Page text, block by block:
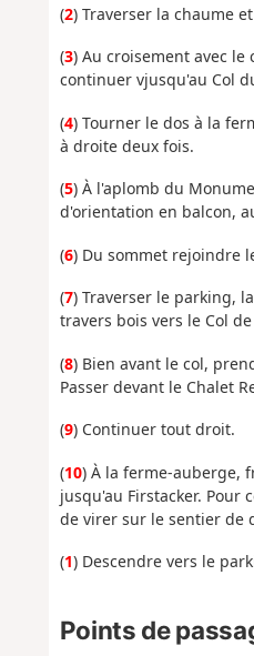
(2) Traverser la chaume
(3) Au croisement avec
continuer vjusqu'au Col
(4) Tourner le dos à la
à droite deux fois.
(5) À l'aplomb du
d'orientation en balcon,
(6) Du sommet rejoindre
(7) Traverser le parking,
travers bois vers le Col
(8) Bien avant le col,
Passer devant le Chalet
(9) Continuer tout droit.
(10) À la ferme-auberge,
jusqu'au Firstacker. Pour
de virer sur le sentier de
(1) Descendre vers le
Points de